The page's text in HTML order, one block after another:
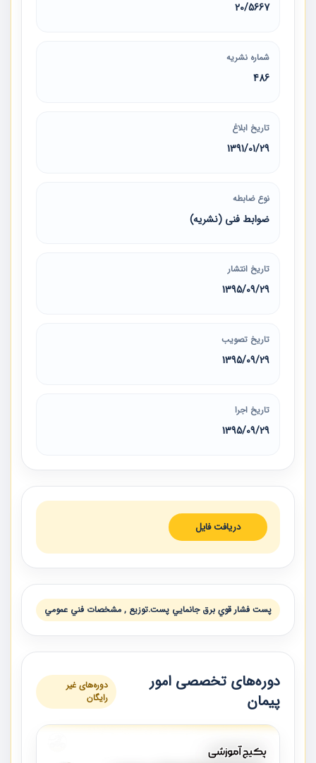
20/5667
شماره نشریه
486
تاریخ ابلاغ
1391/01/29
نوع ضابطه
ضوابط فنی (نشریه)
تاریخ انتشار
1395/09/29
تاریخ تصویب
1395/09/29
تاریخ اجرا
1395/09/29
دریافت فایل
پست فشار قوي برق جانمايي پست.توزیع , مشخصات فني عمومي
دوره‌های تخصصی امور
پیمان
دوره‌های غیر
رایگان